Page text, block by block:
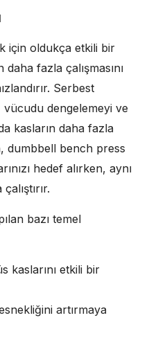
için oldukça etkili bir
fazla çalışmasını
Serbest
vücudu dengelemeyi ve
kasların daha fazla
dumbbell bench press
hedef alırken, aynı
bazı temel
kaslarını etkili bir
artırmaya